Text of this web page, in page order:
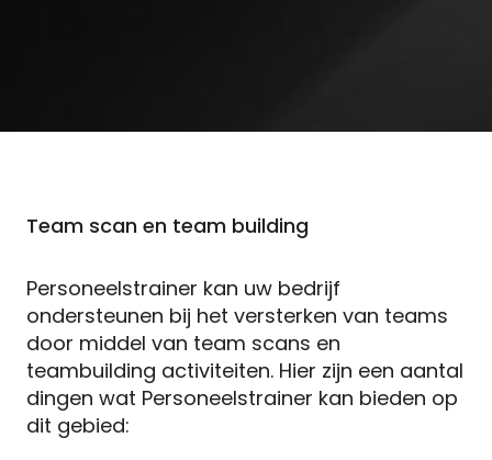
Team scan en team building
Personeelstrainer kan uw bedrijf
ondersteunen bij het versterken van teams
door middel van team scans en
teambuilding activiteiten. Hier zijn een aantal
dingen wat Personeelstrainer kan bieden op
dit gebied: